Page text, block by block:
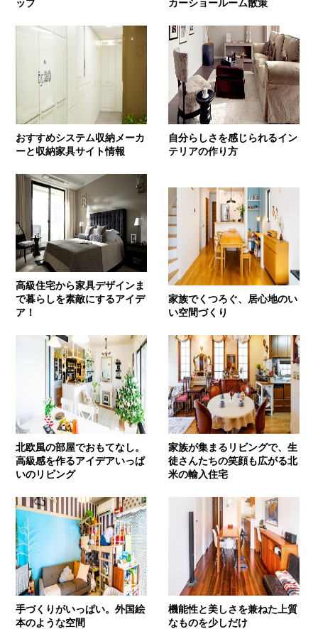
ップ カーショールーム散策
おすすめシステム収納メーカ
ーと収納家具サイト情報
自分らしさを感じられるイン
テリアの作り方
高級住宅から家具デザインま
で暮らしを素敵にするアイデ
ア！
家族でくつろぐ、居心地のい
い空間づくり
北欧風の部屋でおもてなし。
高級感を作るアイデアいっぱ
いのリビング
家族が集まるリビングで、生
徒さんたちの笑顔も広がる北
米の輸入住宅
手づくりがいっぱい。外国絵
本のような空間
機能性と美しさを兼ねた上質
なものを少しだけ